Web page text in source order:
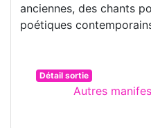
anciennes, des chants
poétiques
Détail sortie
Autres